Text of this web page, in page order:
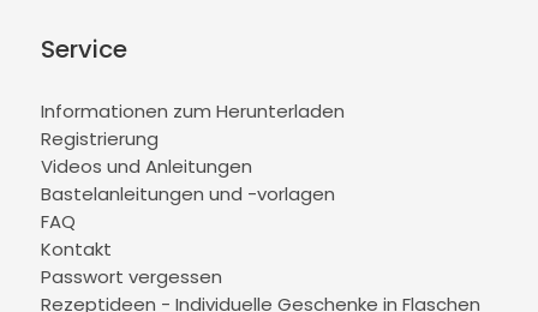
Service
Informationen zum Herunterladen
Registrierung
Videos und Anleitungen
Bastelanleitungen und -vorlagen
FAQ
Kontakt
Passwort vergessen
Rezeptideen - Individuelle Geschenke in Flaschen